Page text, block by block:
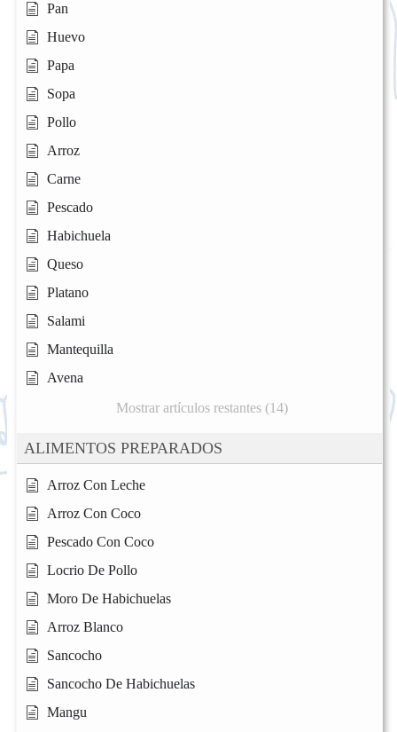
Pan
Huevo
Papa
Sopa
Pollo
Arroz
Carne
Pescado
Habichuela
Queso
Platano
Salami
Mantequilla
Avena
Mostrar artículos restantes (14)
ALIMENTOS PREPARADOS
Arroz Con Leche
Arroz Con Coco
Pescado Con Coco
Locrio De Pollo
Moro De Habichuelas
Arroz Blanco
Sancocho
Sancocho De Habichuelas
Mangu